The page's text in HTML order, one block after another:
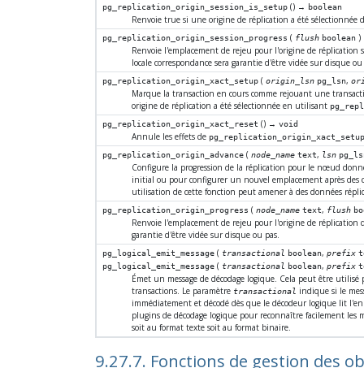
pg_replication_origin_session_is_setup () → boolean
Renvoie true si une origine de réplication a été sélectionnée
pg_replication_origin_session_progress ( flush boolean
Renvoie l'emplacement de rejeu pour l'origine de réplication
locale correspondance sera garantie d'être vidée sur disque ou
pg_replication_origin_xact_setup (origin_lsn pg_lsn,
Marque la transaction en cours comme rejouant une
origine de réplication a été sélectionnée en utilisant
pg_replication_origin_xact_reset () →void
Annule les effets de
pg_replication_origin_advance (node_name text, lsn
Configure la progression de la réplication pour le nœud
initial ou pour configurer un nouvel emplacement après
utilisation de cette fonction peut amener à des données
pg_replication_origin_progress (node_name text, flush
Renvoie l'emplacement de rejeu pour l'origine de réplication
garantie d'être vidée sur disque ou pas.
pg_logical_emit_message ( transactional boolean,prefix
pg_logical_emit_message ( transactional boolean,prefix
Émet un message de décodage logique. Cela peut être
transactions. Le paramètre transactional indique si le
immédiatement et décodé dès que le décodeur logique lit
plugins de décodage logique pour reconnaître facilement les
soit au format texte soit au format binaire.
9.27.7. Fonctions de gestion des